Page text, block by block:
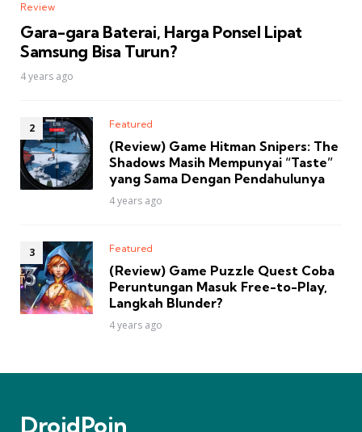
Review
Gara-gara Baterai, Harga Ponsel Lipat
Samsung Bisa Turun?
4 years ago
Featured
(Review) Game Hitman Snipers: The
Shadows Masih Mempunyai “Taste”
yang Sama Dengan Pendahulunya
4 years ago
Featured
(Review) Game Puzzle Quest Coba
Peruntungan Masuk Free-to-Play,
Langkah Blunder?
4 years ago
DroidPoin